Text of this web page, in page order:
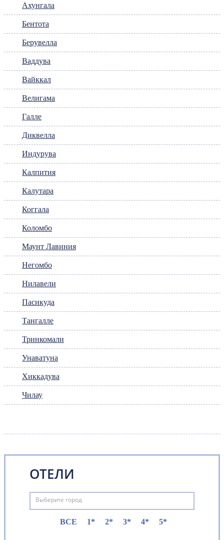
Ахунгала
Бентота
Берувелла
Ваддува
Вайккал
Велигама
Галле
Диквелла
Индурува
Калпития
Калутара
Коггала
Коломбо
Маунт Лавиния
Негомбо
Нилавели
Пасикуда
Тангалле
Тринкомали
Унаватуна
Хиккадува
Чилау
ОТЕЛИ
Выберите город
ВСЕ 1* 2* 3* 4* 5*